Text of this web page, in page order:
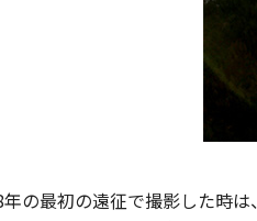
年の最初の遠征で撮影した時